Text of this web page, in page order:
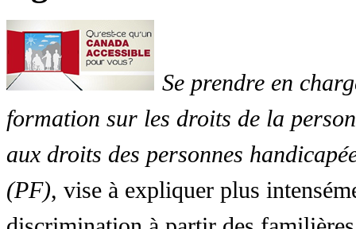
Se prendre en
formation sur les droits de la
aux droits des personnes
(PF), vise à expliquer plus